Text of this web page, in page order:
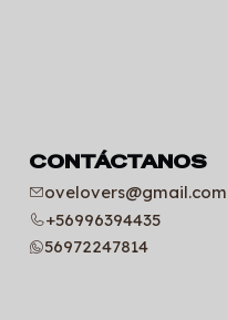
CONTÁCTANOS
ovelovers@gmail.com
+56996394435
56972247814